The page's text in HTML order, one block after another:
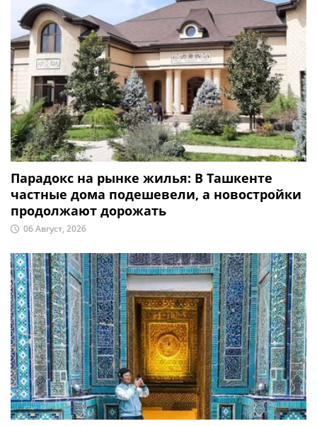
Парадокс на рынке жилья: В Ташкенте
частные дома подешевели, а новостройки
продолжают дорожать
06 Август, 2026